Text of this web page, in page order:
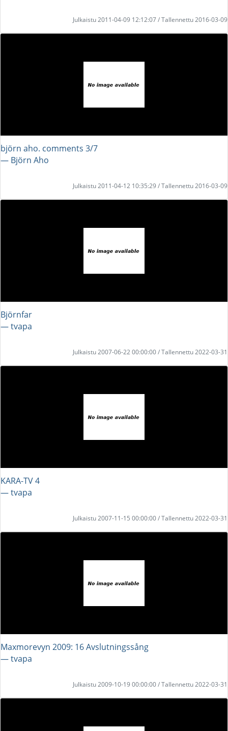
Julkaistu 2011-04-09 12:12:07 / Tallennettu 2016-03-09
björn aho. comments 3/7
― Björn Aho
Julkaistu 2011-04-12 10:35:29 / Tallennettu 2016-03-09
Björnfar
― tvapa
Julkaistu 2007-06-22 00:00:00 / Tallennettu 2022-03-31
KARA-TV 4
― tvapa
Julkaistu 2007-11-15 00:00:00 / Tallennettu 2022-03-31
Maxmorevyn 2009: 16 Avslutningssång
― tvapa
Julkaistu 2009-10-19 00:00:00 / Tallennettu 2022-03-31